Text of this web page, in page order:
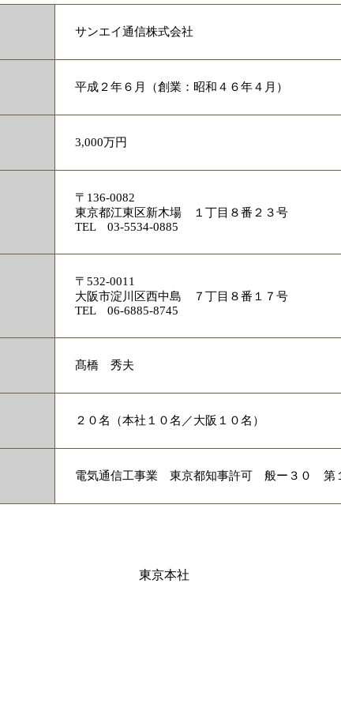
サンエイ通信株式会社
平成２年６月（創業：昭和４６年４月）
3,000万円
〒136-0082
東京都江東区新木場 １丁目８番２３号
TEL 03-5534-0885
〒532-0011
大阪市淀川区西中島 ７丁目８番１７号
TEL 06-6885-8745
髙橋 秀夫
２０名（本社１０名／大阪１０名）
電気通信工事業 東京都知事許可 般ー３０ 第
東京本社